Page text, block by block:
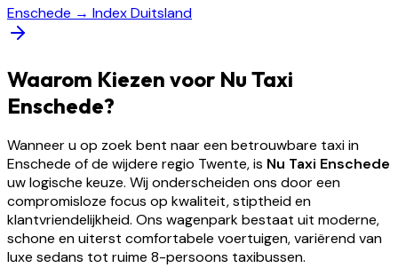
Enschede → Index Duitsland
Waarom Kiezen voor Nu Taxi
Enschede?
Wanneer u op zoek bent naar een betrouwbare taxi in
Enschede of de wijdere regio Twente, is Nu Taxi Enschede
uw logische keuze. Wij onderscheiden ons door een
compromisloze focus op kwaliteit, stiptheid en
klantvriendelijkheid. Ons wagenpark bestaat uit moderne,
schone en uiterst comfortabele voertuigen, variërend van
luxe sedans tot ruime 8-persoons taxibussen.